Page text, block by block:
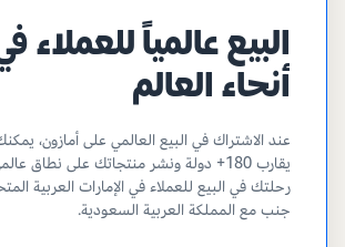
البيع عالمياً للعملاء
أنحاء العالم
عند الاشتراك في البيع العالمي على أمازون،
يقارب 180+ دولة ونشر منتجاتك على نطاق
رحلتك في البيع للعملاء في الإمارات العربية
جنب مع المملكة العربية السعودية.